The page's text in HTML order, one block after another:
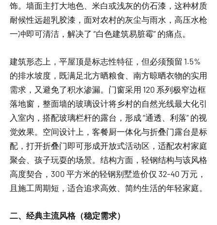
饰。墙面主打大地色、米白或浅灰的仿石漆，这种材质
耐候性远超乳胶漆，面对农村的灰尘与雨水，高压水枪
一冲即可清洁，解决了 “白色建筑易脏霉” 的痛点。
建筑形态上，平屋顶是标志性特征，但必须预留 1.5%
的排水坡度，既满足北方晒粮食、南方晾晒衣物的实用
需求，又避免了积水渗漏。门窗采用 120 系列极窄边框
落地窗，整面墙的玻璃设计将乡村的自然光线最大化引
入室内，搭配玻璃栏杆的露台，形成 “通透、利落” 的视
觉效果。空间设计上，客餐厨一体化与折叠门露台是标
配，打开折叠门即可形成开放式活动区，适配农村家庭
聚会、孩子玩耍的场景。结构方面，轻钢结构与该风格
高度契合，300 平方米的轻钢别墅造价仅 32-40 万元，
且施工周期短，适合追求高效、简约生活的年轻家庭。
二、经典主流风格（稳定需求）